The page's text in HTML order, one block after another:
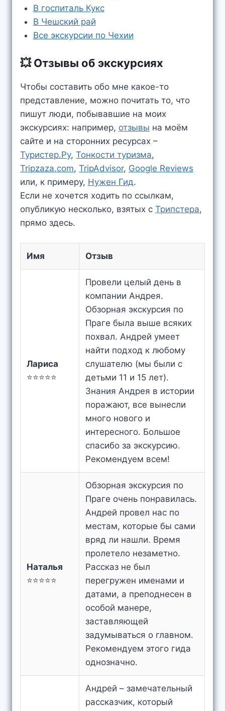
В госпиталь Кукс
В Чешский рай
Все экскурсии по Чехии
💥 Отзывы об экскурсиях
Чтобы составить обо мне какое-то
представление, можно почитать то, что
пишут люди, побывавшие на моих
экскурсиях: например, отзывы на моём
сайте и на сторонних ресурсах –
Туристер.Ру, Тонкости туризма,
Tripzaza.com, TripAdvisor, Google Reviews
или, к примеру, Нужен Гид.
Если не хочется ходить по ссылкам,
опубликую несколько, взятых c Трипстера,
прямо здесь.
Имя Отзыв
Лариса
⭐⭐⭐⭐⭐
Провели целый день в
компании Андрея.
Обзорная экскурсия по
Праге была выше всяких
похвал. Андрей умеет
найти подход к любому
слушателю (мы были с
детьми 11 и 15 лет).
Знания Андрея в истории
поражают, все вынесли
много нового и
интересного. Большое
спасибо за экскурсию.
Рекомендуем всем!
Наталья
⭐⭐⭐⭐⭐
Обзорная экскурсия по
Праге очень понравилась.
Андрей провел нас по
местам, которые бы сами
вряд ли нашли. Время
пролетело незаметно.
Рассказ не был
перегружен именами и
датами, а преподнесен в
особой манере,
заставляющей
задумываться о главном.
Рекомендуем этого гида
однозначно.
Андрей – замечательный
рассказчик, который